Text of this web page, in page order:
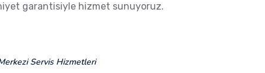
garantisiyle hizmet sunuyoruz.
Servis Hizmetleri